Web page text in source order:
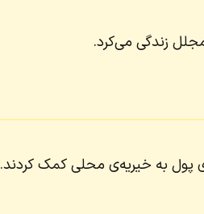
زندگی می‌کرد.
پول به خیریه‌ی محلی کمک کردند.